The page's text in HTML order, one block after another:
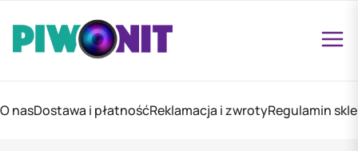
O nasDostawa i płatnośćReklamacja i zwrotyRegulamin